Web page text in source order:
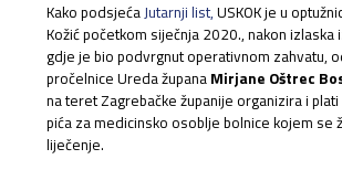
Kako podsjećaJutarnji list, USKOK je u
Kožić početkom siječnja 2020., nakon izlaska
gdje je bio podvrgnut operativnom zahvatu,
pročelnice Ureda župana Mirjane Oštrec
na teret Zagrebačke županije organizira i
pića za medicinsko osoblje bolnice kojem se
liječenje.